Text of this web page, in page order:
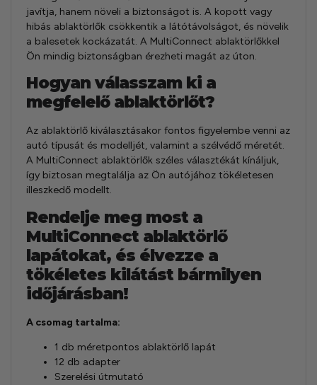
javítja, hanem növeli a biztonságot is. A kopott vagy
hibás ablaktörlők csökkentik a látótávolságot, és növelik
a balesetek kockázatát. A MultiConnect ablaktörlőkkel
Ön mindig biztonságban érezheti magát az úton.
Hogyan válasszam ki a
megfelelő ablaktörlőt?
Az ablaktörlő kiválasztásakor fontos figyelembe venni az
autó típusát és modelljét, valamint a szélvédő méretét.
A MultiConnect ablaktörlők széles választékát kínáljuk,
így biztosan megtalálja az Ön autójához tökéletesen
illeszkedő modellt.
Rendelje meg most a
MultiConnect ablaktörlő
lapátokat, és élvezze a
tökéletes kilátást bármilyen
időjárásban!
A csomag tartalma:
1 db méretpontos ablaktörlő lapát
12 db adapter
Szerelési útmutató